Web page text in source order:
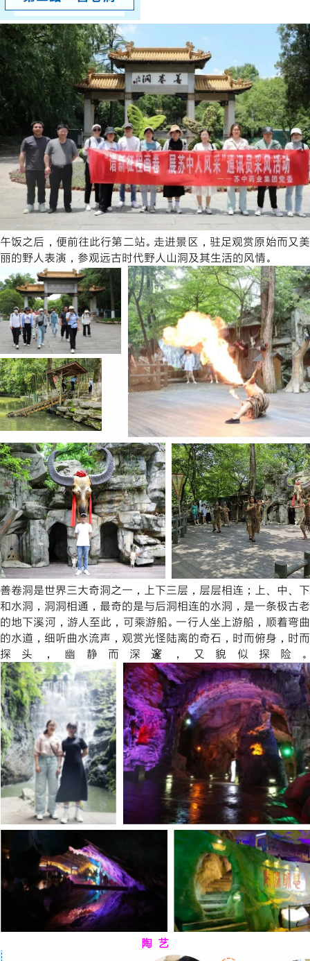
午饭之后，便前往此行第二站。走进景区，驻足观赏原始而又美
丽的野人表演，参观远古时代野人山洞及其生活的风情。
善卷洞是世界三大奇洞之一，上下三层，层层相连；上、中、下
和水洞，洞洞相通，最奇的是与后洞相连的水洞，是一条极古老
的地下溪河，游人至此，可乘游船。一行人坐上游船，顺着弯曲
的水道，细听曲水流声，观赏光怪陆离的奇石，时而俯身，时而
探头，幽静而深邃，又貌似探险。
陶 艺